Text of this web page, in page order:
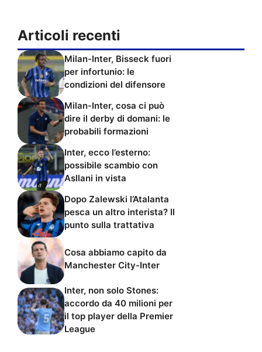
Articoli recenti
Milan-Inter, Bisseck fuori
per infortunio: le
condizioni del difensore
Milan-Inter, cosa ci può
dire il derby di domani: le
probabili formazioni
Inter, ecco l’esterno:
possibile scambio con
Asllani in vista
Dopo Zalewski l’Atalanta
pesca un altro interista? Il
punto sulla trattativa
Cosa abbiamo capito da
Manchester City-Inter
Inter, non solo Stones:
accordo da 40 milioni per
il top player della Premier
League